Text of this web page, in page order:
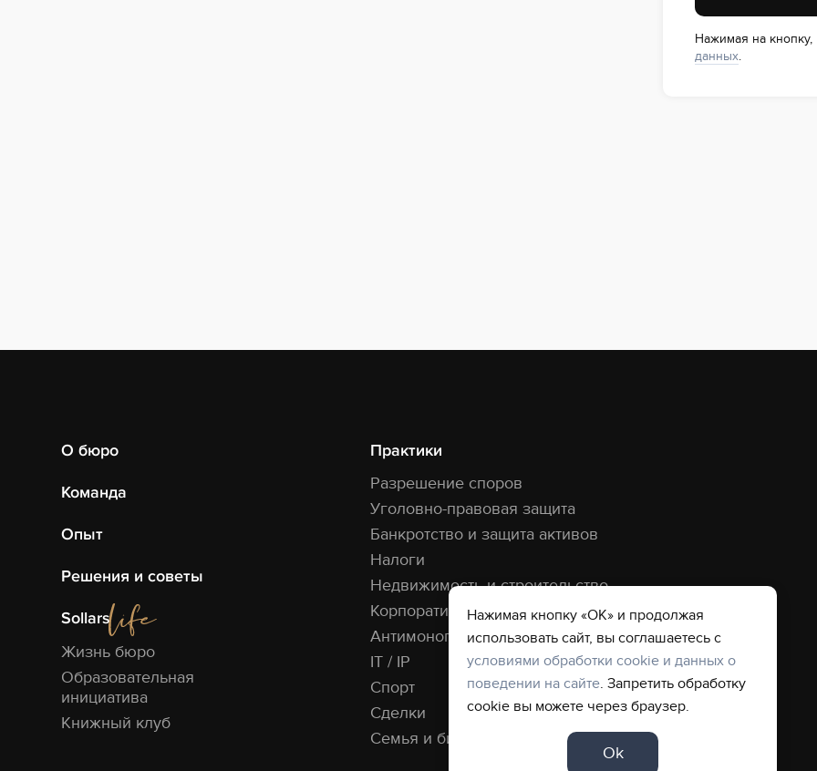
Нажимая на
данных.
О бюро
Команда
Практики
Разрешение споров
Уголовно-правовая защита
Банкротство и защита активов
Налоги
Недвижимость и строительство
Корпоративная практика
Антимонопольная практика
IT / IP
Спорт
Сделки
Семья и бизнес
Опыт
Решения и советы
Sollars
Жизнь бюро
Образовательная
инициатива
Книжный клуб
Нажимая кнопку «ОК» и продолжая
использовать сайт, вы соглашаетесь с
условиями обработки cookie и данных о
поведении на сайте. Запретить обработку
cookie вы можете через браузер.
Ok